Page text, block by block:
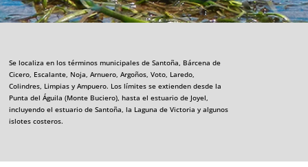
Se localiza en los términos municipales de Santoña, Bárcena de
Cicero, Escalante, Noja, Arnuero, Argoños, Voto, Laredo,
Colindres, Limpias y Ampuero. Los límites se extienden desde la
Punta del Águila (Monte Buciero), hasta el estuario de Joyel,
incluyendo el estuario de Santoña, la Laguna de Victoria y algunos
islotes costeros.